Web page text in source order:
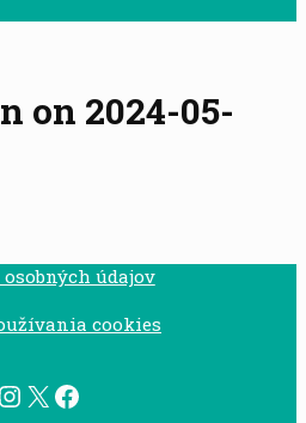
on 2024-05-
údajov
cookies
InstagramX Facebook